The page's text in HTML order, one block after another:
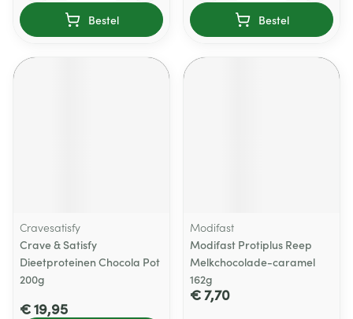
Bestel Bestel
Cravesatisfy
Crave & Satisfy
Dieetproteinen Chocola Pot
200g
€ 19,95
Modifast
Modifast Protiplus Reep
Melkchocolade-caramel
162g
€ 7,70